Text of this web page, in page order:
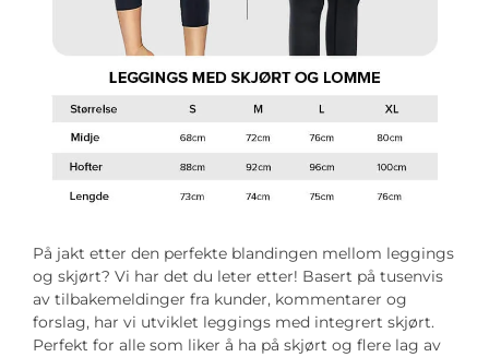
På jakt etter den perfekte blandingen mellom leggings
og skjørt? Vi har det du leter etter! Basert på tusenvis
av tilbakemeldinger fra kunder, kommentarer og
forslag, har vi utviklet leggings med integrert skjørt.
Perfekt for alle som liker å ha på skjørt og flere lag av